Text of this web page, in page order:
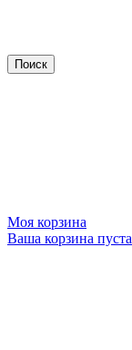
Моя корзина
Ваша корзина пуста